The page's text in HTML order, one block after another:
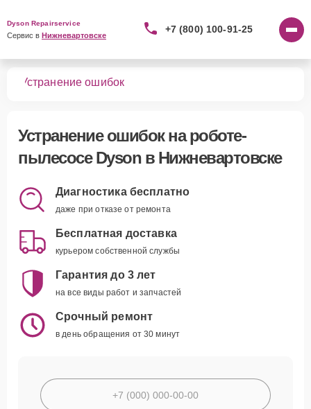
Dyson Repairservice
Сервис в Нижневартовске
+7 (800) 100-91-25
Устранение ошибок
Устранение ошибокна роботе-
пылесосе Dyson в Нижневартовске
Диагностика бесплатно
даже при отказе от ремонта
Бесплатная доставка
курьером собственной службы
Гарантия до 3 лет
на все виды работ и запчастей
Срочный ремонт
в день обращения от 30 минут